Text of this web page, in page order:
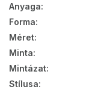
Anyaga:
Forma:
Méret:
Minta:
Mintázat:
Stílusa: